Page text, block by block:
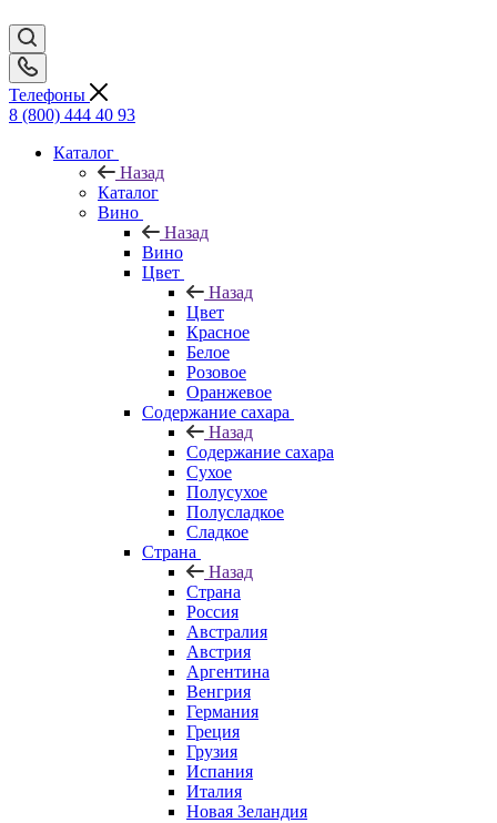
Телефоны
8 (800) 444 40 93
Каталог
Назад
Каталог
Вино
Назад
Вино
Цвет
Назад
Цвет
Красное
Белое
Розовое
Оранжевое
Содержание сахара
Назад
Содержание сахара
Сухое
Полусухое
Полусладкое
Сладкое
Страна
Назад
Страна
Россия
Австралия
Австрия
Аргентина
Венгрия
Германия
Греция
Грузия
Испания
Италия
Новая Зеландия